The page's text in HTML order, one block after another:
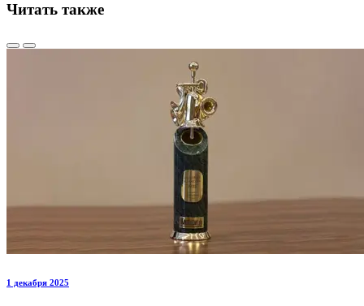
Читать также
1 декабря 2025